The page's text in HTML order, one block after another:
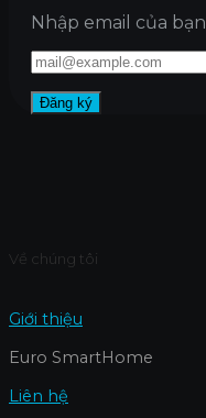
Nhập email của bạn
Về chúng tôi
Giới thiệu
Euro SmartHome
Liên hệ